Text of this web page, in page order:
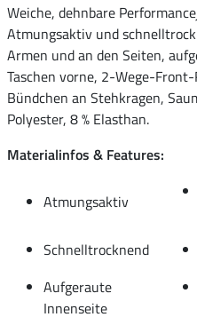
Weiche, dehnbare
Atmungsaktiv und
Armen und an den Seiten,
Taschen vorne, 2-Wege-
Bündchen an Stehkragen,
Polyester, 8 % Elasthan.
Materialinfos & Features:
Atmungsaktiv
Schnelltrocknend
Aufgeraute
Innenseite